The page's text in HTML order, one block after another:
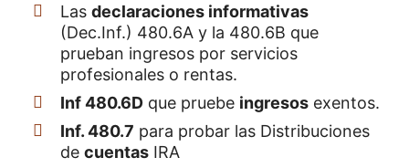
Las declaraciones informativas
(Dec.Inf.) 480.6A y la 480.6B que
prueban ingresos por servicios
profesionales o rentas.
Inf 480.6D que pruebe ingresos exentos.
Inf. 480.7 para probar las Distribuciones
de cuentas IRA